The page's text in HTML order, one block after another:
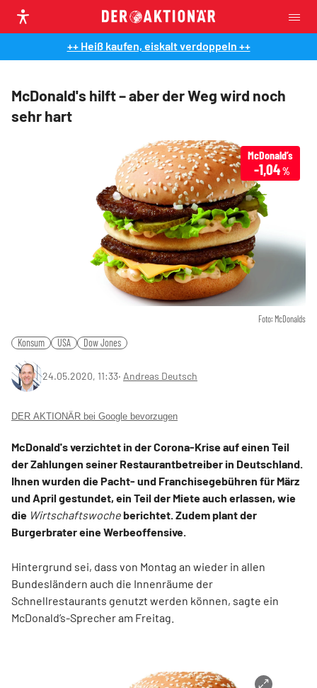
++ Heiß kaufen, eiskalt verdoppeln ++
McDonald's hilft – aber der Weg wird noch
sehr hart
Foto: McDonalds
McDonald’s
-1,04 %
Konsum USA Dow Jones
24.05.2020, 11:33‧ Andreas Deutsch
DER AKTIONÄR bei Google bevorzugen
McDonald's verzichtet in der Corona-Krise auf einen Teil
der Zahlungen seiner Restaurantbetreiber in Deutschland.
Ihnen wurden die Pacht- und Franchisegebühren für März
und April gestundet, ein Teil der Miete auch erlassen, wie
die Wirtschaftswocheberichtet. Zudem plant der
Burgerbrater eine Werbeoffensive.
Hintergrund sei, dass von Montag an wieder in allen
Bundesländern auch die Innenräume der
Schnellrestaurants genutzt werden können, sagte ein
McDonald’s-Sprecher am Freitag.